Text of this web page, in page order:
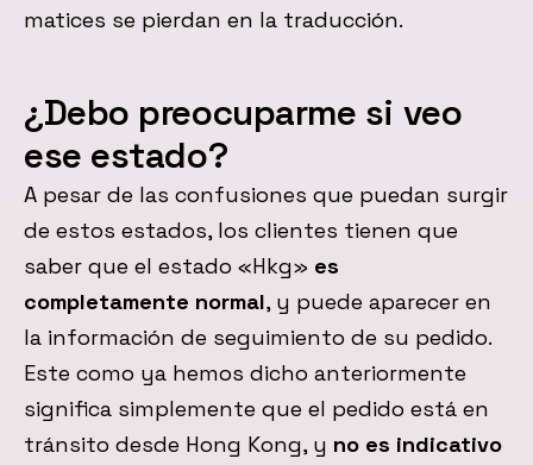
matices se pierdan en la traducción.
¿Debo preocuparme si veo
ese estado?
A pesar de las confusiones que puedan surgir
de estos estados, los clientes tienen que
saber que el estado «Hkg» es
completamente normal, y puede aparecer en
la información de seguimiento de su pedido.
Este como ya hemos dicho anteriormente
significa simplemente que el pedido está en
tránsito desde Hong Kong, y no es indicativo